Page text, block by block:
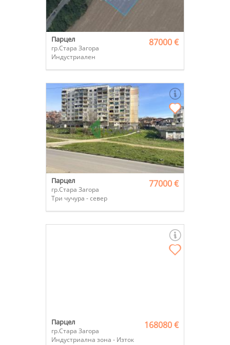
Парцел
гр.Стара Загора
Индустриален
87000 €
Парцел
гр.Стара Загора
Три чучура - север
77000 €
Парцел
гр.Стара Загора
Индустриална зона - Изток
168080 €